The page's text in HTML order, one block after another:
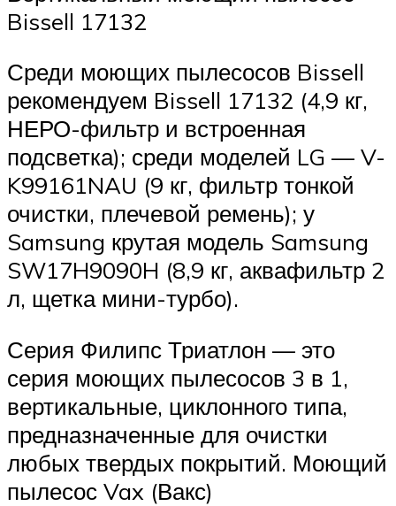
Bissell 17132
Среди моющих пылесосов Bissell
рекомендуем Bissell 17132 (4,9 кг,
НЕРО-фильтр и встроенная
подсветка); среди моделей LG — V-
K99161NAU (9 кг, фильтр тонкой
очистки, плечевой ремень); у
Samsung крутая модель Samsung
SW17H9090H (8,9 кг, аквафильтр 2
л, щетка мини-турбо).
Серия Филипс Триатлон — это
серия моющих пылесосов 3 в 1,
вертикальные, циклонного типа,
предназначенные для очистки
любых твердых покрытий. Моющий
пылесос Vax (Вакс)